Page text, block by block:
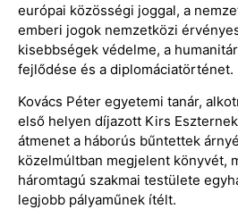
európai közösségi joggal, a
emberi jogok nemzetközi
kisebbségek védelme, a
fejlődése és a diplomáciatörténet.
Kovács Péter egyetemi tanár,
első helyen díjazott Kirs
átmenet a háborús bűntettek
közelmúltban megjelent könyvét,
háromtagú szakmai testülete
legjobb pályaműnek ítélt.